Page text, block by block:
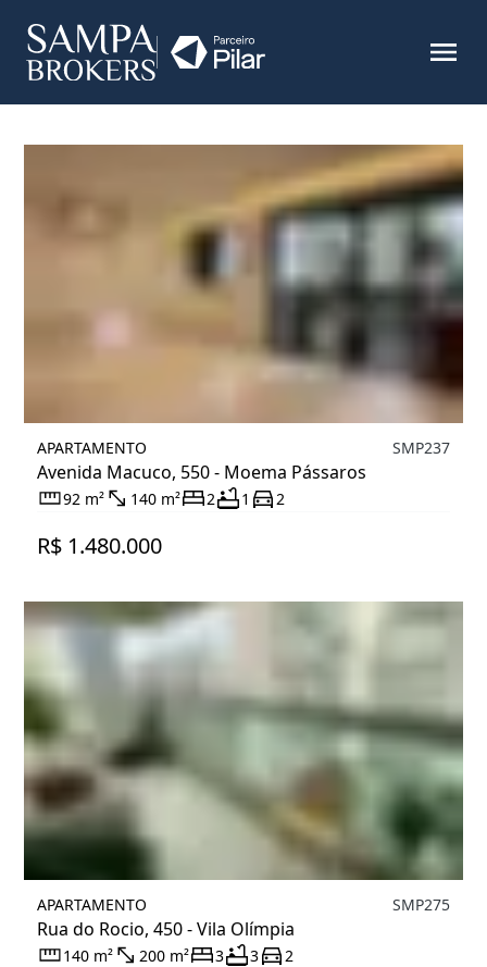
APARTAMENTO
Avenida Macuco, 550 - Moema Pássaros
SMP237
92 m² 140 m² 2 1 2
R$ 1.480.000
APARTAMENTO
Rua do Rocio, 450 - Vila Olímpia
SMP275
140 m² 200 m² 3 3 2